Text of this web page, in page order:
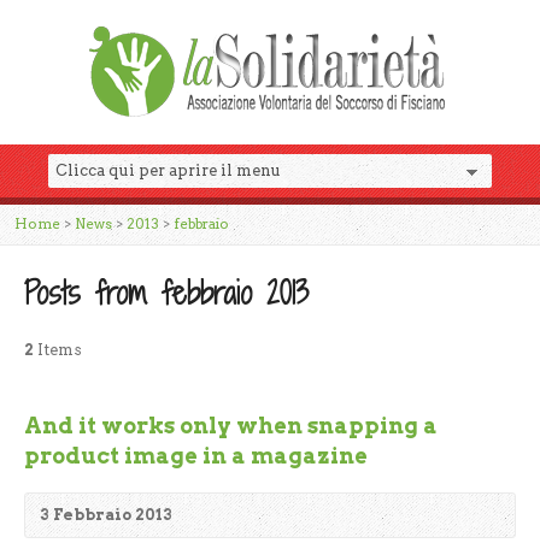
Home> News> 2013 > febbraio
Posts from febbraio 2013
2 Items
And it works only when snapping a
product image in a magazine
3 Febbraio 2013